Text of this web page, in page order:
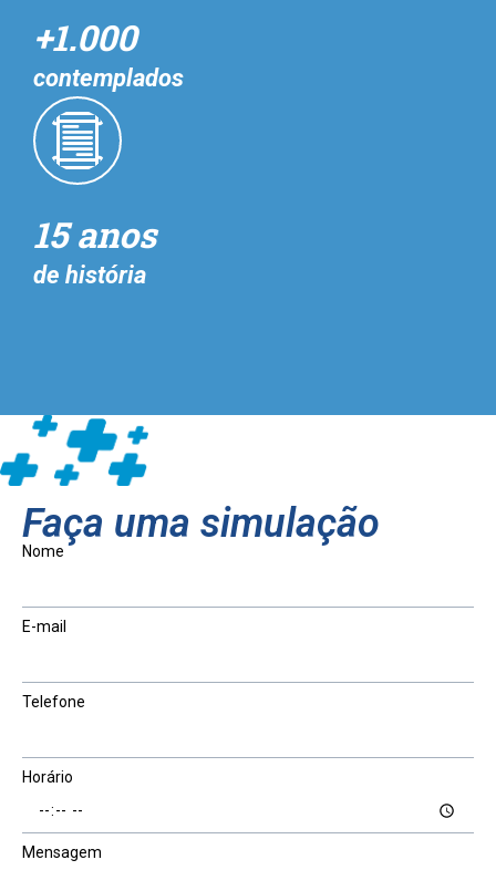
+1.000
contemplados
15 anos
de história
Faça uma simulação
Nome
E-mail
Telefone
Horário
Mensagem